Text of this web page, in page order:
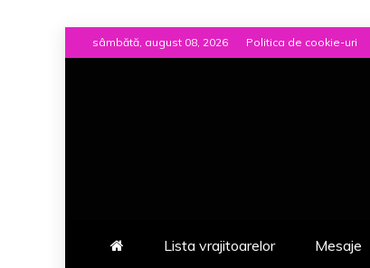
to
sâmbătă, august 08, 2026 Politica de cookie-uri
Lista vrajitoarelor Mesaje